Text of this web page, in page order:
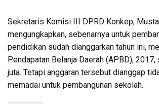
Sekretaris Komisi III DPRD Konkep,
mengungkapkan, sebenarnya untuk
pendidikan sudah dianggarkan tahun ini,
Pendapatan Belanja Daerah (APBD),
juta. Tetapi anggaran tersebut dianggap
memadai untuk pembangunan sekolah.